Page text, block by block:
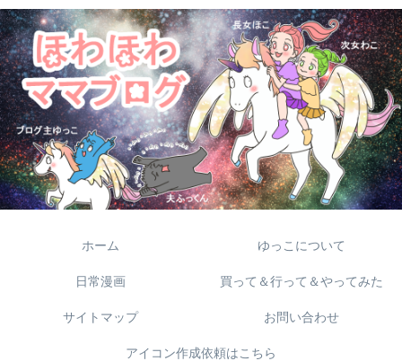
ホーム ゆっこについて
日常漫画 買って＆行って＆やってみた
サイトマップ お問い合わせ
アイコン作成依頼はこちら